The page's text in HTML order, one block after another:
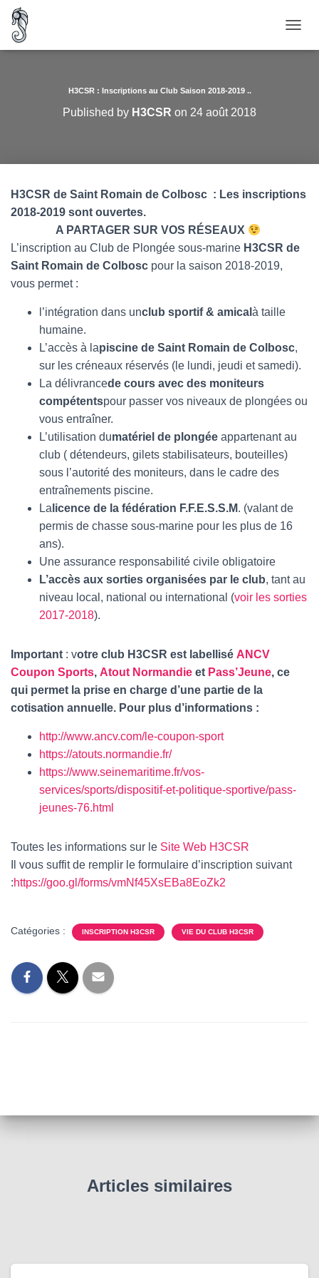
U
R
A
O
N
H3CSR : Inscriptions au Club Saison 2018-2019 ..
Published by H3CSR on 24 août 2018
H3CSR de Saint Romain de Colbosc : Les inscriptions
2018-2019 sont ouvertes.
A PARTAGER SUR VOS RÉSEAUX
L’inscription au Club de Plongée sous-marine H3CSR de
Saint Romain de Colbosc pour la saison 2018-2019,
vous permet :
l’intégration dans unclub sportif & amical à taille
humaine.
L’accès à lapiscine de Saint Romain de Colbosc,
sur les créneaux réservés (le lundi, jeudi et samedi).
La délivrancede cours avec des moniteurs
compétentspour passer vos niveaux de plongées ou
vous entraîner.
L’utilisation dumatériel de plongée appartenant au
club ( détendeurs, gilets stabilisateurs, bouteilles)
sous l’autorité des moniteurs, dans le cadre des
entraînements piscine.
La licence de la fédération F.F.E.S.S.M. (valant de
permis de chasse sous-marine pour les plus de 16
ans).
Une assurance responsabilité civile obligatoire
L’accès aux sorties organisées par le club, tant au
niveau local, national ou international (voir les sorties
2017-2018).
Important : votre club H3CSR est labellisé ANCV
Coupon Sports, Atout Normandie et Pass’Jeune, ce
qui permet la prise en charge d’une partie de la
cotisation annuelle. Pour plus d’informations :
http://www.ancv.com/le-coupon-sport
https://atouts.normandie.fr/
https://www.seinemaritime.fr/vos-
services/sports/dispositif-et-politique-sportive/pass-
jeunes-76.html
Toutes les informations sur le Site Web H3CSR
Il vous suffit de remplir le formulaire d’inscription suivant
:https://goo.gl/forms/vmNf45XsEBa8EoZk2
Catégories : INSCRIPTION H3CSR VIE DU CLUB H3CSR
Articles similaires